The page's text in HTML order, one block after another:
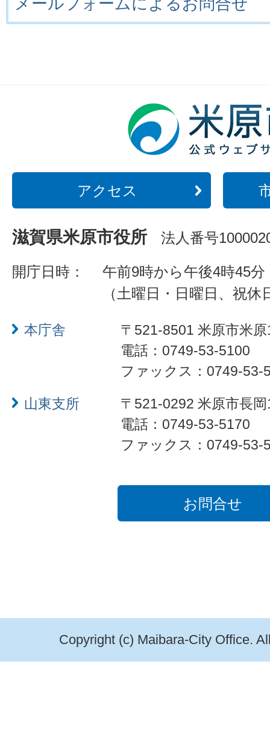
アクセス
滋賀県米原市役所 法人番号
開庁日時：
午前9時から午後4時45分
（土曜日・日曜日、祝
本庁舎
〒521-8501 米原市米
電話：0749-53-5100
ファックス：0749-53-
山東支所
〒521-0292 米原市長
電話：0749-53-5170
ファックス：0749-53-
お問合せ
Copyright (c) Maibara-City Office.